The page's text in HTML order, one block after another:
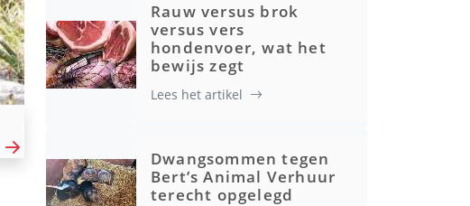
Rauw versus brok
versus vers
hondenvoer, wat het
bewijs zegt
Lees het artikel
Dwangsommen tegen
Bert’s Animal Verhuur
terecht opgelegd